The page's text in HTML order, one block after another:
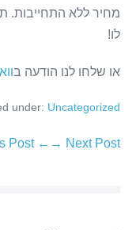
מחיר ללא התחייבות.
לו!
או שלחו לנו הודעה ב
under: Uncategorized
← Previous Post Next Post →